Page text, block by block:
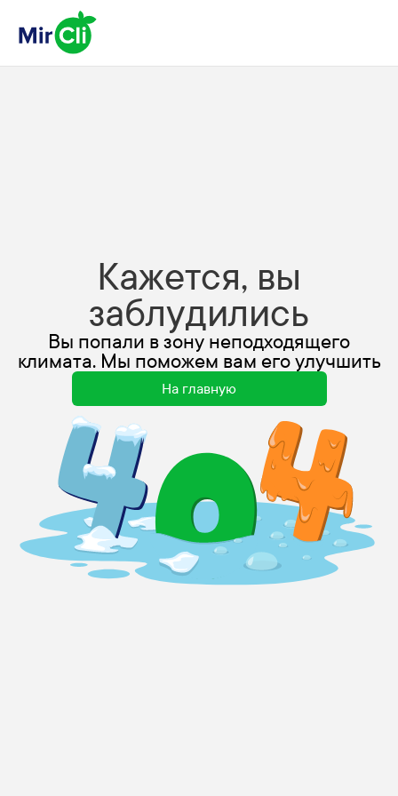
Кажется, вы
заблудились
Вы попали в зону неподходящего
климата. Мы поможем вам его улучшить
На главную